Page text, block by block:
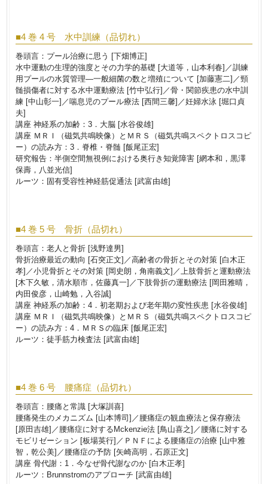
■4 巻 4 号 水中訓練（品切れ）
巻頭言：プール治療に思う [下畑博正]
水中運動の生理的強度とその力学的基礎 [大道等，山本利春]／訓練
用プールの水質管理―一般細菌の数と増殖について [加藤憲二]／頸
髄損傷者に対する水中運動療法 [竹中弘行]／骨・関節疾患の水中訓
練 [中山彰一]／喘息児のプール療法 [西間三馨]／妊婦水泳 [堀口貞
夫]
講座 神経系の加齢：3．大脳 [水谷俊雄]
講座 ＭＲＩ（磁気共鳴映像）とＭＲＳ（磁気共鳴スペクトロスコピ
ー）の読み方：3．脊椎・脊髄 [飯尾正宏]
研究報告：半側空間無視例における奥行き知覚障害 [網本和，黒澤
保壽，八並光信]
ルーツ：固有受容性神経筋促通法 [武富由雄]
■4 巻 5 号 骨折（品切れ）
巻頭言：老人と骨折 [浅野達男]
骨折治療最近の動向 [石突正文]／高齢者の骨折とその対策 [白木正
孝]／小児骨折とその対策 [岡史朗，角南義文]／上肢骨折と運動療法
[木下久敏，清水順市，佐藤真一]／下肢骨折の運動療法 [岡田雅晴，
内田俊彦，山崎勉，入谷誠]
講座 神経系の加齢：4．初老期および老年期の変性疾患 [水谷俊雄]
講座 ＭＲＩ（磁気共鳴映像）とＭＲＳ（磁気共鳴スペクトロスコピ
ー）の読み方：4．ＭＲＳの臨床 [飯尾正宏]
ルーツ：徒手筋力検査法 [武富由雄]
■4 巻 6 号 腰痛症（品切れ）
巻頭言：腰痛と常識 [大塚訓喜]
腰痛発生のメカニズム [山本博司]／腰痛症の観血療法と保存療法
[原田吉雄]／腰痛症に対するMckenzie法 [鳥山喜之]／腰痛に対する
モビリゼーション [板場英行]／ＰＮＦによる腰痛症の治療 [山中雅
智，乾公美]／腰痛症の予防 [矢崎高明，石原正文]
講座 骨代謝：1．今なぜ骨代謝なのか [白木正孝]
ルーツ：Brunnstromのアプローチ [武富由雄]